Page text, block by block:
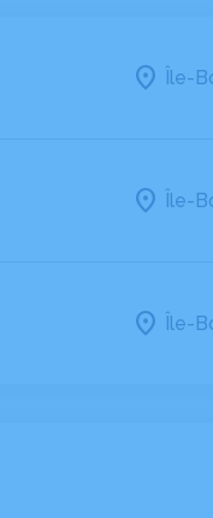
Île-
Île-
Île-